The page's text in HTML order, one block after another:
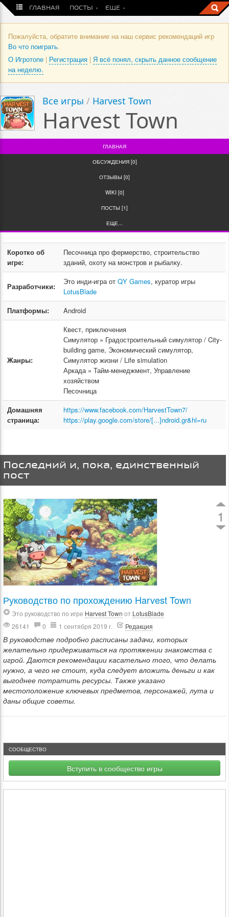
ГЛАВНАЯ ПОСТЫ ЕЩЕ
Пожалуйста, обратите внимание на наш сервис рекомендаций игр
Во что поиграть.
О Игротопе | Регистрация | Я всё понял, скрыть данное сообщение
на неделю.
Все игры / Harvest Town
Harvest Town
ГЛАВНАЯ
ОБСУЖДЕНИЯ [0]
ОТЗЫВЫ [0]
WIKI [0]
ПОСТЫ [1]
ЕЩЕ...
Коротко об
игре:
Песочница про фермерство, строительство
зданий, охоту на монстров и рыбалку.
Разработчики:
Это инди-игра от QY Games, куратор игры
LotusBlade
Платформы:
Android
Жанры:
Квест, приключения
Симулятор » Градостроительный симулятор / City-
building game, Экономический симулятор,
Симулятор жизни / Life simulation
Аркада » Тайм-менеджмент, Управление
хозяйством
Песочница
Домашняя
страница:
https://www.facebook.com/HarvestTown7/
https://play.google.com/store/[...]ndroid.gr&hl=ru
Последний и, пока, единственный
пост
1
Руководство по прохождению Harvest Town
Это руководство по игре Harvest Town от LotusBlade
26141
0 1 сентября 2019 г. Редакция
В руководстве подробно расписаны задачи, которых
желательно придерживаться на протяжении знакомства с
игрой. Даются рекомендации касательно того, что делать
нужно, а чего не стоит, куда следует вложить деньги и как
выгоднее потратить ресурсы. Также указано
местоположение ключевых предметов, персонажей, лута и
даны общие советы.
СООБЩЕСТВО
Вступить в сообщество игры